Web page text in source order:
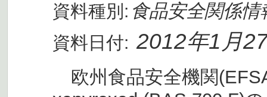
資料種別: 食品安全関係情
資料日付: 2012年1月
欧州食品安全機関